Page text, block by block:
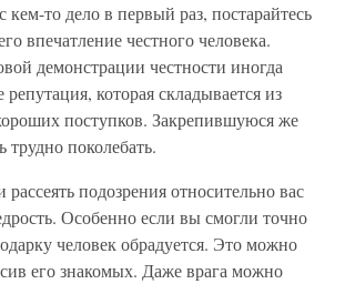
то дело в первый раз, постарайтесь
впечатление честного человека.
демонстрации честности иногда
которая складывается из
поступков. Закрепившуюся же
поколебать.
подозрения относительно вас
Особенно если вы смогли точно
человек обрадуется. Это можно
его знакомых. Даже врага можно